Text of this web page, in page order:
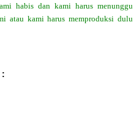
habis dan kami harus menunggu
atau kami harus memproduksi dulu
: